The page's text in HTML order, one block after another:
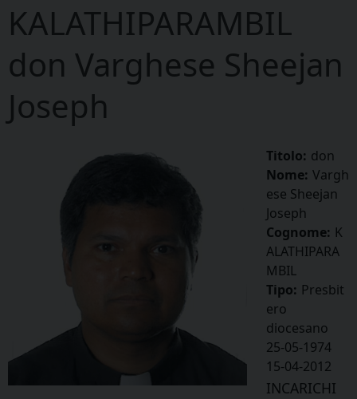
KALATHIPARAMBIL
don Varghese Sheejan
Joseph
Titolo: don
Nome: Vargh
ese Sheejan
Joseph
Cognome: K
ALATHIPARA
MBIL
Tipo: Presbit
ero
diocesano
25-05-1974
15-04-2012
INCARICHI